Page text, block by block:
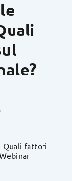
Quali fattori